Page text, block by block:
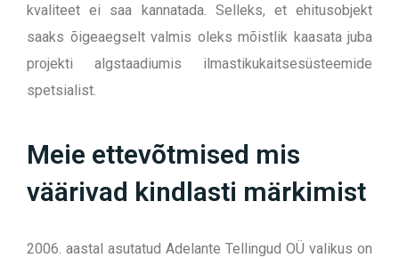
kvaliteet ei saa kannatada. Selleks, et ehitusobjekt
saaks õigeaegselt valmis oleks mõistlik kaasata juba
projekti algstaadiumis ilmastikukaitsesüsteemide
spetsialist.
Meie ettevõtmised mis
väärivad kindlasti märkimist
2006. aastal asutatud Adelante Tellingud OÜ valikus on